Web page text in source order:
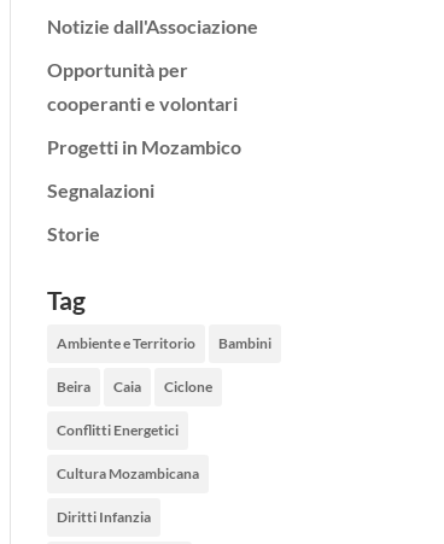
Notizie dall'Associazione
Opportunità per
cooperanti e volontari
Progetti in Mozambico
Segnalazioni
Storie
Tag
Ambiente e Territorio Bambini
Beira Caia Ciclone
Conflitti Energetici
Cultura Mozambicana
Diritti Infanzia